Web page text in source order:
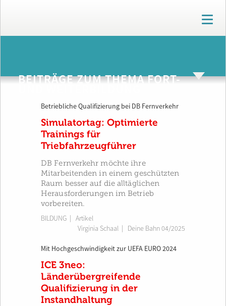
T
o
g
n
BEITRÄGE ZUM THEMA FORT-
Betriebliche Qualifizierung bei DB Fernverkehr
Simulatortag: Optimierte
Trainings für
Triebfahrzeugführer
DB Fernverkehr möchte ihre
Mitarbeitenden in einem geschützten
Raum besser auf die alltäglichen
Herausforderungen im Betrieb
vorbereiten.
BILDUNG | Artikel
Virginia Schaal
Deine Bahn 04/2025
Mit Hochgeschwindigkeit zur UEFA EURO 2024
ICE 3neo:
Länderübergreifende
Qualifizierung in der
Instandhaltung